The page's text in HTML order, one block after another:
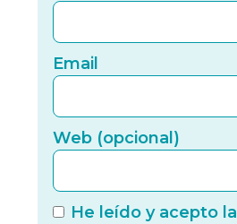
Email
Web (opcional)
He leído y acepto la